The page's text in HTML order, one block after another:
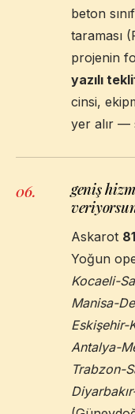
beton
taraması
projenin
yazılı
cinsi,
yer alır —
06.
geniş
Askarot
Yoğun
Kocaeli-
Manisa-
Eskişehir-
Antalya-
Trabzon-